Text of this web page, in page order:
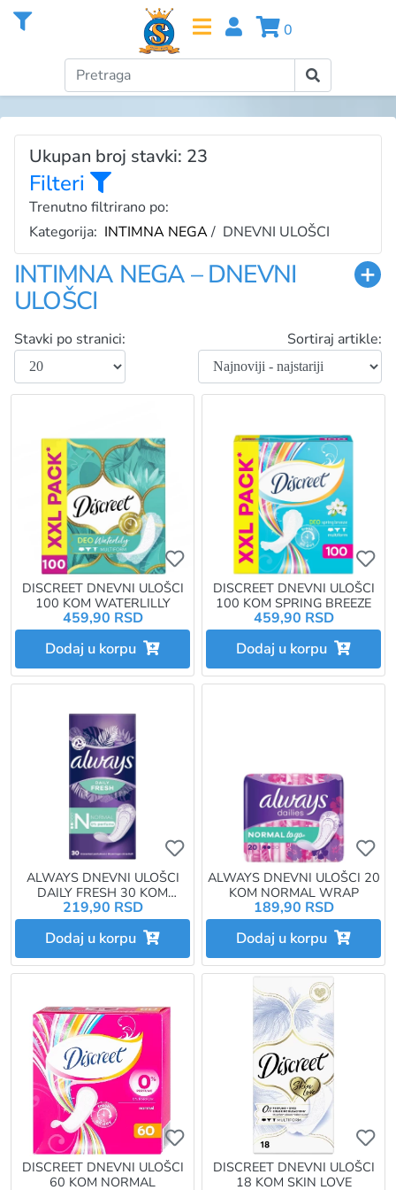
0
Ukupan broj stavki: 23
Filteri
Trenutno filtrirano po:
Kategorija: INTIMNA NEGA/ DNEVNI ULOŠCI
INTIMNA NEGA – DNEVNI
ULOŠCI
Stavki po stranici: Sortiraj artikle:
Ukoliko želite da dodate
DISCREET DNEVNI ULOŠCI
100 KOM WATERLILLY
459,90 RSD
Dodaj u korpu
DISCREET DNEVNI ULOŠCI
100 KOM SPRING BREEZE
459,90 RSD
Dodaj u korpu
Ukoliko želite da dodate
ALWAYS DNEVNI ULOŠCI
DAILY FRESH 30 KOM
NORMAL
219,90 RSD
Dodaj u korpu
ALWAYS DNEVNI ULOŠCI 20
KOM NORMAL WRAP
189,90 RSD
Dodaj u korpu
Ukoliko želite da dodate
DISCREET DNEVNI ULOŠCI
60 KOM NORMAL
DISCREET DNEVNI ULOŠCI
18 KOM SKIN LOVE